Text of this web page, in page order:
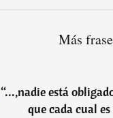
Más
“...,nadie está
que cada cual